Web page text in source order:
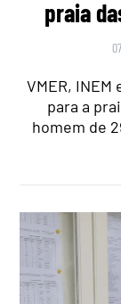
praia
VMER,
para a
homem de